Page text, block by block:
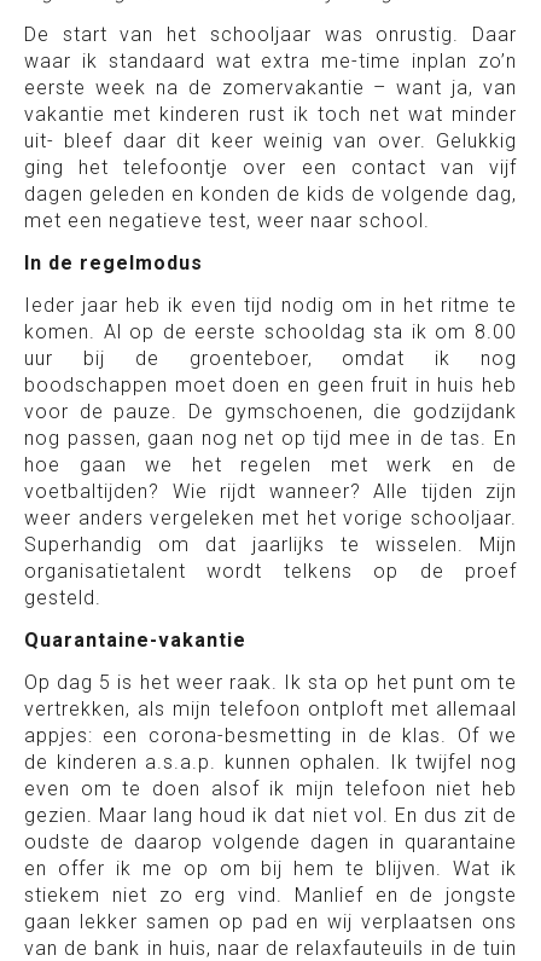
De start van het schooljaar was onrustig. Daar
waar ik standaard wat extra me-time inplan zo’n
eerste week na de zomervakantie – want ja, van
vakantie met kinderen rust ik toch net wat minder
uit- bleef daar dit keer weinig van over. Gelukkig
ging het telefoontje over een contact van vijf
dagen geleden en konden de kids de volgende dag,
met een negatieve test, weer naar school.
In de regelmodus
Ieder jaar heb ik even tijd nodig om in het ritme te
komen. Al op de eerste schooldag sta ik om 8.00
uur bij de groenteboer, omdat ik nog
boodschappen moet doen en geen fruit in huis heb
voor de pauze. De gymschoenen, die godzijdank
nog passen, gaan nog net op tijd mee in de tas. En
hoe gaan we het regelen met werk en de
voetbaltijden? Wie rijdt wanneer? Alle tijden zijn
weer anders vergeleken met het vorige schooljaar.
Superhandig om dat jaarlijks te wisselen. Mijn
organisatietalent wordt telkens op de proef
gesteld.
Quarantaine-vakantie
Op dag 5 is het weer raak. Ik sta op het punt om te
vertrekken, als mijn telefoon ontploft met allemaal
appjes: een corona-besmetting in de klas. Of we
de kinderen a.s.a.p. kunnen ophalen. Ik twijfel nog
even om te doen alsof ik mijn telefoon niet heb
gezien. Maar lang houd ik dat niet vol. En dus zit de
oudste de daarop volgende dagen in quarantaine
en offer ik me op om bij hem te blijven. Wat ik
stiekem niet zo erg vind. Manlief en de jongste
gaan lekker samen op pad en wij verplaatsen ons
van de bank in huis, naar de relaxfauteuils in de tuin